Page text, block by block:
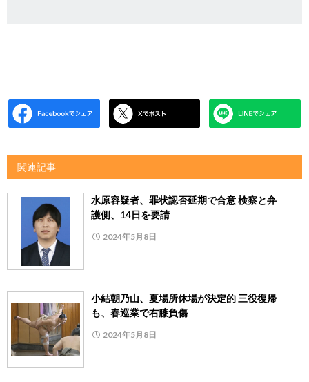
関連記事
水原容疑者、罪状認否延期で合意 検察と弁
護側、14日を要請
2024年5月8日
小結朝乃山、夏場所休場が決定的 三役復帰
も、春巡業で右膝負傷
2024年5月8日